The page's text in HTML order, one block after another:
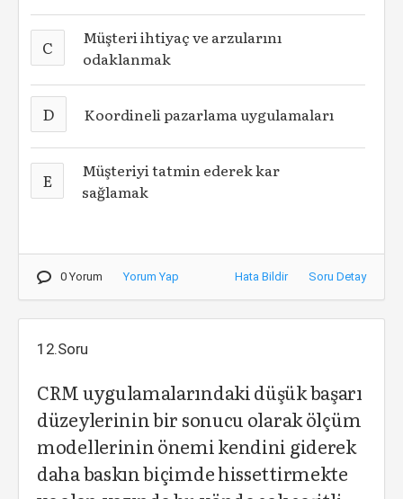
C
Müşteri ihtiyaç ve arzularını
odaklanmak
D Koordineli pazarlama uygulamaları
E
Müşteriyi tatmin ederek kar
sağlamak
0 Yorum Yorum Yap Hata Bildir Soru Detay
12.Soru
CRM uygulamalarındaki düşük başarı
düzeylerinin bir sonucu olarak ölçüm
modellerinin önemi kendini giderek
daha baskın biçimde hissettirmekte